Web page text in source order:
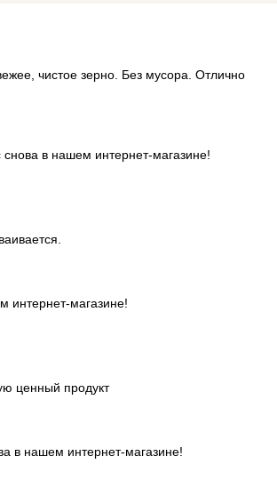
чистое зерно. Без мусора. Отлично
в нашем интернет-магазине!
интернет-магазине!
ценный продукт
в нашем интернет-магазине!